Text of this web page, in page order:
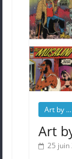
Art by ...
Art
25 juin